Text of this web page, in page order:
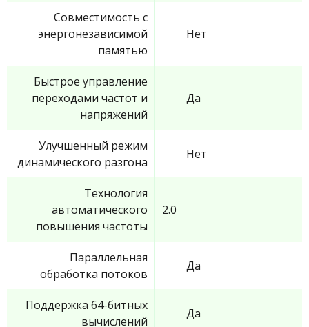
Совместимость с
энергонезависимой
памятью
Нет
Быстрое управление
переходами частот и
напряжений
Да
Улучшенный режим
динамического разгона
Нет
Технология
автоматического
повышения частоты
2.0
Параллельная
обработка потоков
Да
Поддержка 64-битных
вычислений
Да